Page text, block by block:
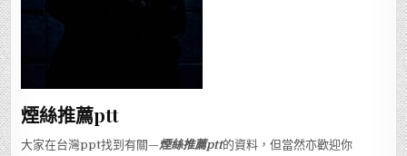
煙絲推薦ptt
大家在台灣ppt找到有關—煙絲推薦ptt的資料，但當然亦歡迎你